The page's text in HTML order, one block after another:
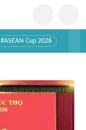
#ASEAN Cup 2026